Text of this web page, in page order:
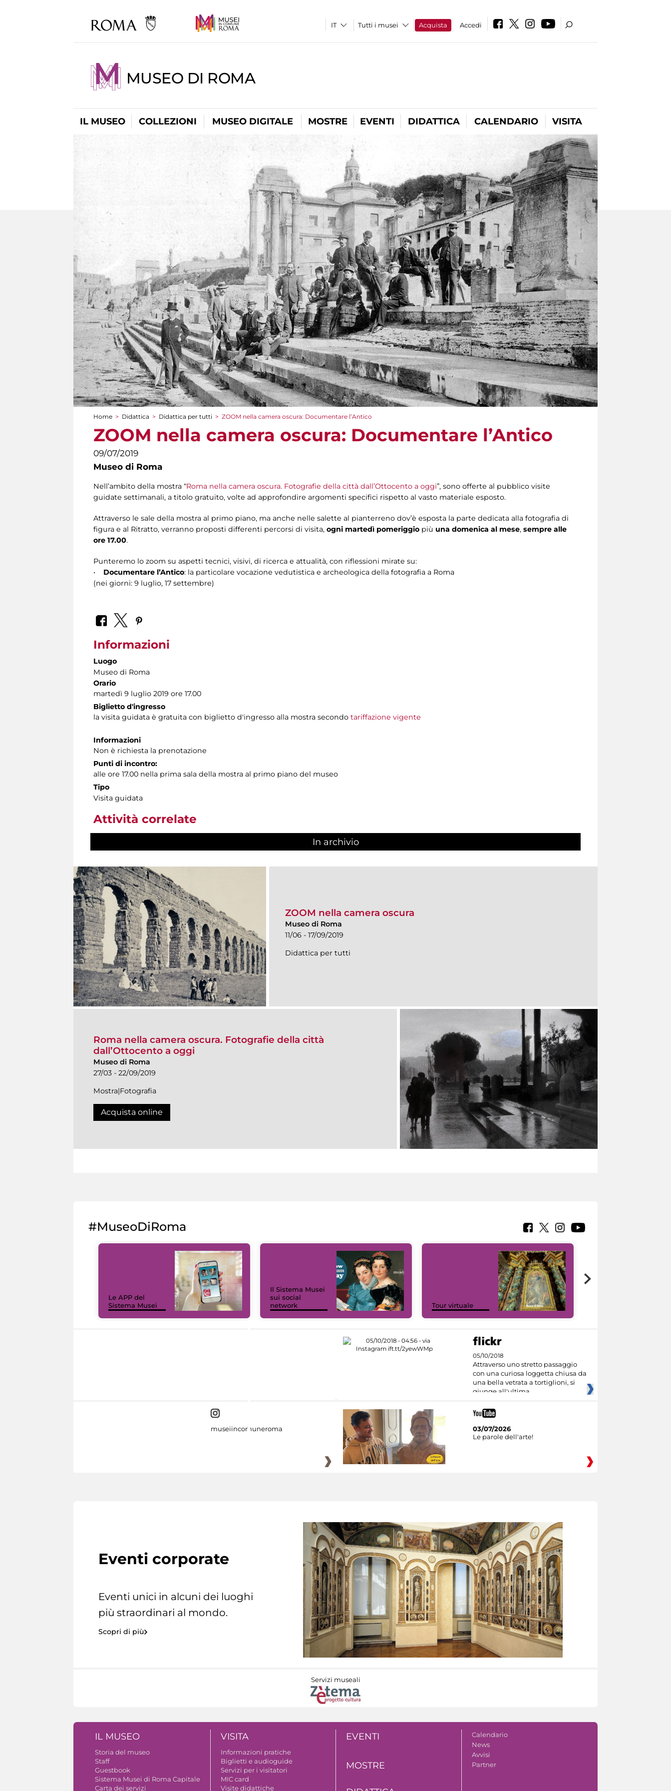
Tutti i musei Acquista Accedi
MUSEO DI ROMA
IL MUSEO COLLEZIONI MUSEO DIGITALE MOSTRE EVENTI DIDATTICA CALENDARIO VISITA
Tu sei qui
Home > Didattica > Didattica per tutti > ZOOM nella camera oscura: Documentare l’Antico
ZOOM nella camera oscura: Documentare l’Antico
09/07/2019
Museo di Roma
Nell’ambito della mostra “Roma nella camera oscura. Fotografie della città dall’Ottocento a oggi”, sono offerte al pubblico visite
guidate settimanali, a titolo gratuito, volte ad approfondire argomenti specifici rispetto al vasto materiale esposto.
Attraverso le sale della mostra al primo piano, ma anche nelle salette al pianterreno dov’è esposta la parte dedicata alla fotografia di
figura e al Ritratto, verranno proposti differenti percorsi di visita, ogni martedì pomeriggio più una domenica al mese, sempre alle
ore 17.00.
Punteremo lo zoom su aspetti tecnici, visivi, di ricerca e attualità, con riflessioni mirate su:
• Documentare l’Antico: la particolare vocazione vedutistica e archeologica della fotografia a Roma
(nei giorni: 9 luglio, 17 settembre)
Informazioni
Luogo
Museo di Roma
Orario
martedì 9 luglio 2019 ore 17.00
Biglietto d'ingresso
la visita guidata è gratuita con biglietto d'ingresso alla mostra secondo tariffazione vigente
Informazioni
Non è richiesta la prenotazione
Punti di incontro:
alle ore 17.00 nella prima sala della mostra al primo piano del museo
Tipo
Visita guidata
Attività correlate
In archivio
ZOOM nella camera oscura
Museo di Roma
11/06 - 17/09/2019
Didattica per tutti
Roma nella camera oscura. Fotografie della città
dall’Ottocento a oggi
Museo di Roma
27/03 - 22/09/2019
Mostra|Fotografia
Acquista online
#MuseoDiRoma
Le APP del
Sistema Musei
Il Sistema Musei
sui social
network
Tour virtuale
05/10/2018
Attraverso uno stretto passaggio
con una curiosa loggetta chiusa da
una bella vetrata a tortiglioni, si
giunge all'ultima
museiincomuneroma
03/07/2026
Le parole dell'arte!
Eventi corporate
Eventi unici in alcuni dei luoghi
più straordinari al mondo.
Scopri di più
Servizi museali
IL MUSEO
Storia del museo
Staff
Guestbook
Sistema Musei di Roma Capitale
Carta dei servizi
VISITA
Informazioni pratiche
Biglietti e audioguide
Servizi per i visitatori
MIC card
Visite didattiche
EVENTI
MOSTRE
Calendario
News
Avvisi
Partner